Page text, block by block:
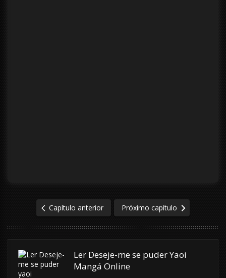
Capítulo anterior Próximo capítulo
Ler Deseje-me se puder Yaoi
Mangá Online